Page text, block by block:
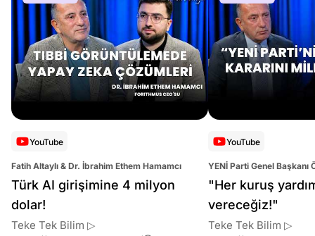
YouTube
Fatih Altaylı & Dr. İbrahim Ethem Hamamcı
Türk AI girişimine 4 milyon
dolar!
Teke Tek Bilim ▷
YouTube
YENİ Parti Genel Başkanı
Altaylı
"Her kuruş
vereceğiz!"
Teke Tek Bilim ▷